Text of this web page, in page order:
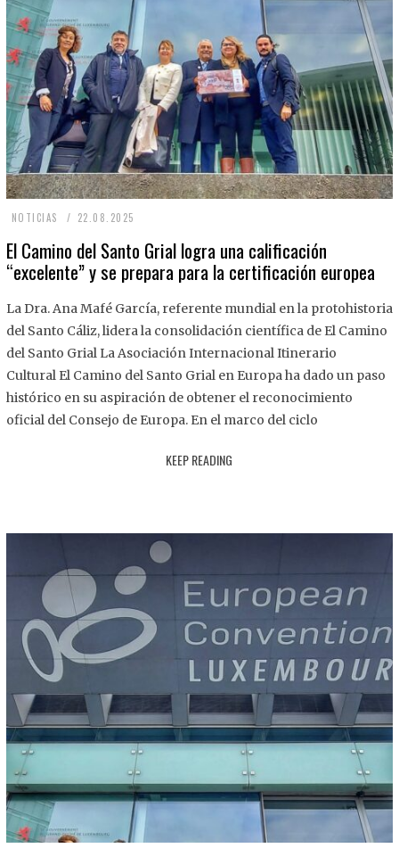
NOTICIAS 22.08.2025
.
8
2
2
El Camino del Santo Grial logra una calificación
“excelente” y se prepara para la certificación europea
La Dra. Ana Mafé García, referente mundial en la protohistoria
del Santo Cáliz, lidera la consolidación científica de El Camino
del Santo Grial La Asociación Internacional Itinerario
Cultural El Camino del Santo Grial en Europa ha dado un paso
histórico en su aspiración de obtener el reconocimiento
oficial del Consejo de Europa. En el marco del ciclo
KEEP READING